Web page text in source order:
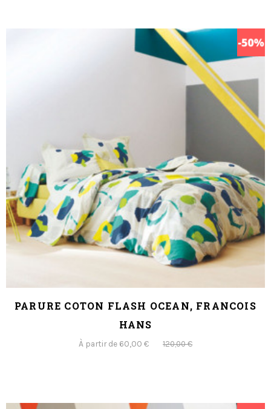
PARURE COTON FLASH OCEAN, FRANCOIS
HANS
À partir de 60,00 € 120,00 €